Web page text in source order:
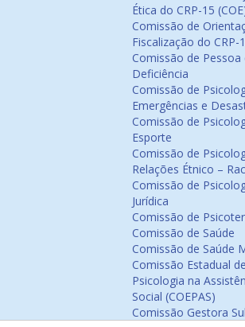
Ética do CRP-15
Comissão de
Fiscalização do CRP-
Comissão de Pessoa
Deficiência
Comissão de
Emergências e
Comissão de
Esporte
Comissão de
Relações Étnico –
Comissão de
Jurídica
Comissão de
Comissão de Saúde
Comissão de Saúde
Comissão Estadual de
Psicologia na
Social (COEPAS)
Comissão Gestora